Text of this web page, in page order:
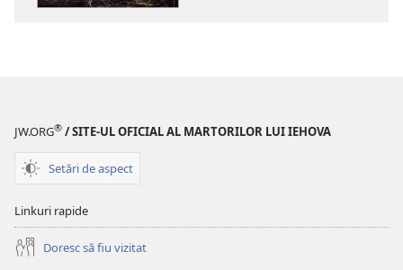
Dumnezeu
lui
JW.ORG® / SITE-UL OFICIAL AL MARTORILOR LUI IEHOVA
Setări de aspect
Linkuri rapide
Doresc să fiu vizitat